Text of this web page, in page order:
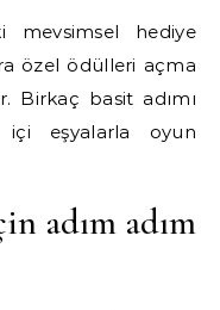
mevsimsel hediye
özel ödülleri açma
Birkaç basit adımı
eşyalarla oyun
adım adım